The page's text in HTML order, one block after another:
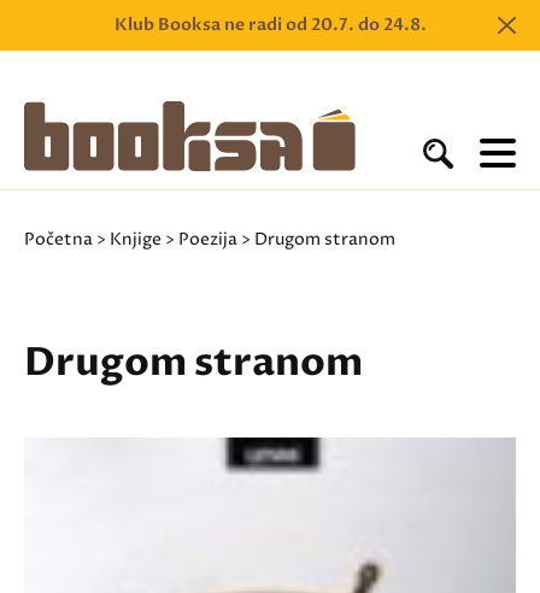
Klub Booksa ne radi od 20.7. do 24.8.
Početna > Knjige > Poezija > Drugom stranom
Drugom stranom